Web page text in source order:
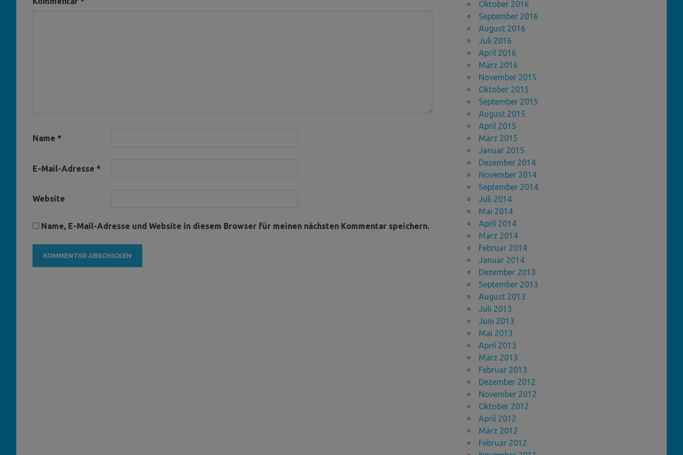
Name *
E-Mail-Adresse *
Website
Name, E-Mail-Adresse und Website in diesem Browser für meinen nächsten Kommentar speichern.
Oktober 2016
September 2016
August 2016
Juli 2016
April 2016
März 2016
November 2015
Oktober 2015
September 2015
August 2015
April 2015
März 2015
Januar 2015
Dezember 2014
November 2014
September 2014
Juli 2014
Mai 2014
April 2014
März 2014
Februar 2014
Januar 2014
Dezember 2013
September 2013
August 2013
Juli 2013
Juni 2013
Mai 2013
April 2013
März 2013
Februar 2013
Dezember 2012
November 2012
Oktober 2012
April 2012
März 2012
Februar 2012